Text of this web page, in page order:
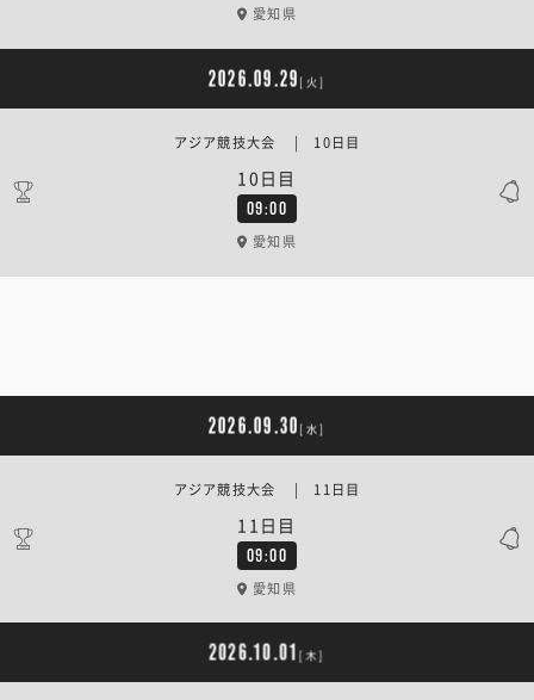
愛知県
2026.09.29 [火]
09:00
10日目
アジア競技大会 | 10日目
愛知県
2026.09.30 [水]
09:00
11日目
アジア競技大会 | 11日目
愛知県
2026.10.01 [木]